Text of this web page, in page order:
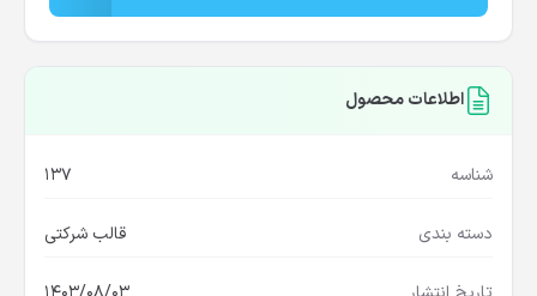
اطلاعات محصول
شناسه 137
دسته بندی قالب شرکتی